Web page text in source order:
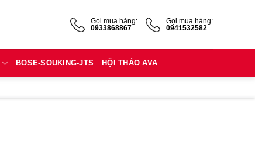
Gọi mua hàng:
0933868867
Gọi mua hàng:
0941532582
BOSE-SOUKING-JTS HỘI THẢO AVA